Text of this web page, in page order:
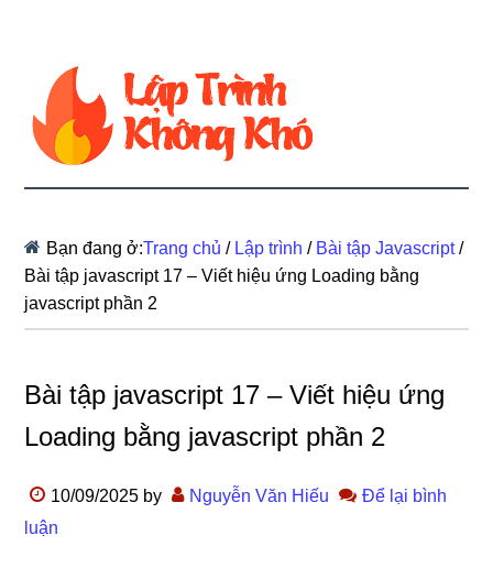
Bạn đang ở:Trang chủ / Lập trình / Bài tập Javascript /
Bài tập javascript 17 – Viết hiệu ứng Loading bằng
javascript phần 2
Bài tập javascript 17 – Viết hiệu ứng
Loading bằng javascript phần 2
10/09/2025 by Nguyễn Văn Hiếu
Để lại bình
luận